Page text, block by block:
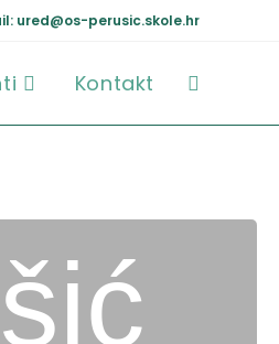
ured@os-perusic.skole.hr
Kontakt